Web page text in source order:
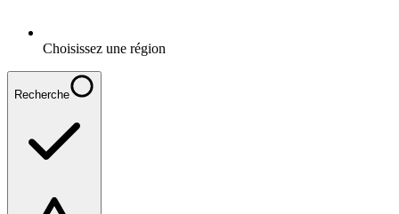
Choisissez une région
Recherche